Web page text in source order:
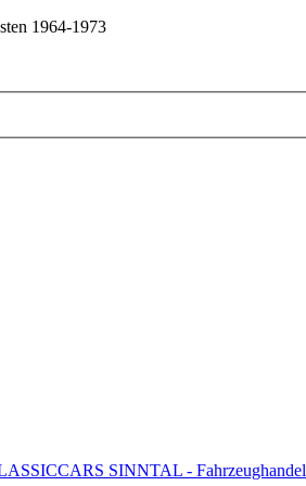
1964-1973
SINNTAL - Fahrzeughandel